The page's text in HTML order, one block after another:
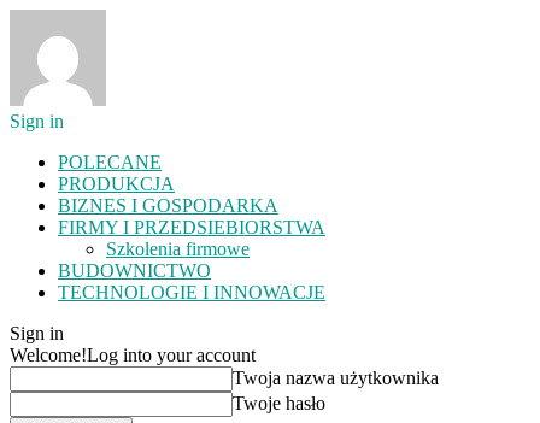
Sign in
POLECANE
PRODUKCJA
BIZNES I GOSPODARKA
FIRMY I PRZEDSIEBIORSTWA
Szkolenia firmowe
BUDOWNICTWO
TECHNOLOGIE I INNOWACJE
Sign in
Welcome!Log into your account
Twoja nazwa użytkownika
Twoje hasło